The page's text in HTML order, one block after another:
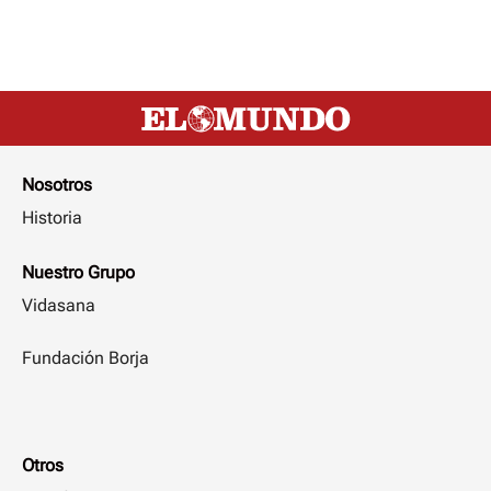
Nosotros
Historia
Nuestro Grupo
Vidasana
Fundación Borja
Otros